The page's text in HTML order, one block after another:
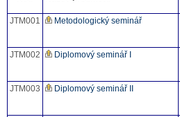
JTM001 Metodologický seminář
JTM002 Diplomový seminář I
JTM003 Diplomový seminář II